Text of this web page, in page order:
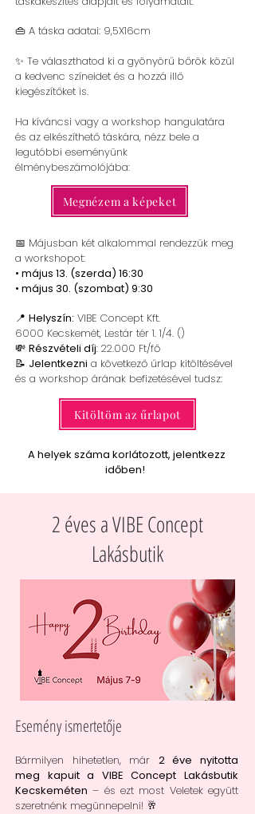
👜 A táska adatai: 9,5X16cm
✨ Te választhatod ki a gyönyörű bőrök közül
a kedvenc színeidet és a hozzá illő
kiegészítőket is.
Ha kíváncsi vagy a workshop hangulatára
és az elkészíthető táskára, nézz bele a
legutóbbi eseményünk
élménybeszámolójába:
📅 Májusban két alkalommal rendezzük meg
a workshopot:
• május 13. (szerda) 16:30
• május 30. (szombat) 9:30
📍 Helyszín: VIBE Concept Kft.
6000 Kecskemét, Lestár tér 1. 1/4. ()
💸 Részvételi díj: 22.000 Ft/fő
📝 Jelentkezni a következő űrlap kitöltésével
és a workshop árának befizetésével tudsz:
A helyek száma korlátozott, jelentkezz
időben!
Kitöltöm az űrlapot
Megnézem a képeket
2 éves a VIBE Concept
Lakásbutik
Esemény ismertetője
Bármilyen hihetetlen, már 2 éve nyitotta
meg kapuit a VIBE Concept Lakásbutik
Kecskeméten – és ezt most Veletek együtt
szeretnénk megünnepelni! 🥂